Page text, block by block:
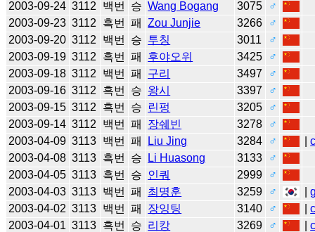
2003-09-24 3112 백번 승 Wang Bogang 3075
♂
2003-09-23 3112 흑번 패 Zou Junjie 3266
♂
2003-09-20 3112 백번 승 투칭 3011
♂
2003-09-19 3112 흑번 패 후야오위 3425
♂
2003-09-18 3112 백번 패 구리 3497
♂
2003-09-16 3112 흑번 승 왕시 3397
♂
2003-09-15 3112 흑번 승 린펑 3205
♂
2003-09-14 3112 백번 패 장쉐빈 3278
♂
2003-04-09 3113 백번 패 Liu Jing 3284 ♂ |
2003-04-08 3113 흑번 승 Li Huasong 3133
♂
2003-04-05 3113 흑번 승 인쿼 2999
♂
2003-04-03 3113 백번 패 최명훈 3259 ♂ |
2003-04-02 3113 백번 패 장잉팅 3140 ♂ |
2003-04-01 3113 흑번 승 리캉 3269 ♂ |